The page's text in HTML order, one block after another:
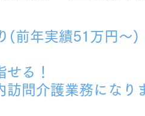
(前年実績51万円～)
る！
問介護業務になり